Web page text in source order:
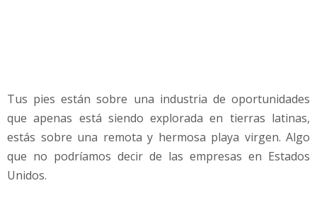
l
e
c
ó
Tus pies están sobre una industria de oportunidades
que apenas está siendo explorada en tierras latinas,
estás sobre una remota y hermosa playa virgen. Algo
que no podríamos decir de las empresas en Estados
Unidos.